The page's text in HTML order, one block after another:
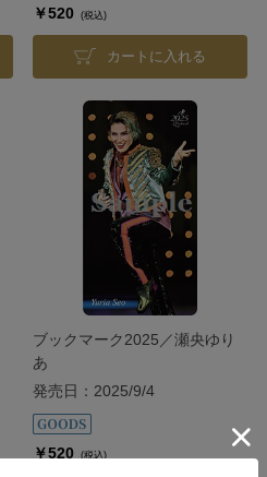
￥520 (税込)
カートに入れる
ブックマーク2025／瀬央ゆり
あ
発売日：2025/9/4
￥520 (税込)